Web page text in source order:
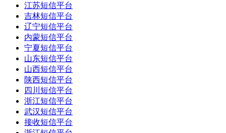
江苏短信平台
吉林短信平台
辽宁短信平台
内蒙短信平台
宁夏短信平台
山东短信平台
山西短信平台
陕西短信平台
四川短信平台
浙江短信平台
武汉短信平台
接收短信平台